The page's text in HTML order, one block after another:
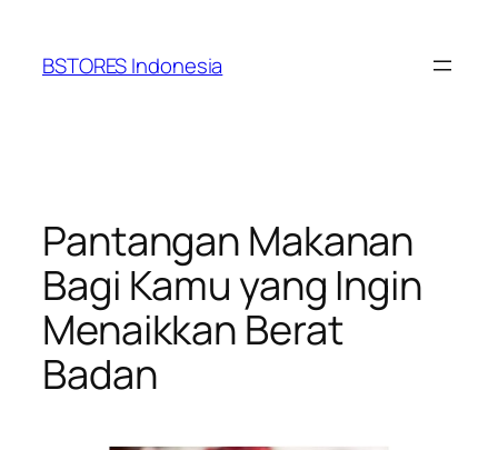
konten
BSTORES Indonesia
Pantangan Makanan
Bagi Kamu yang Ingin
Menaikkan Berat
Badan